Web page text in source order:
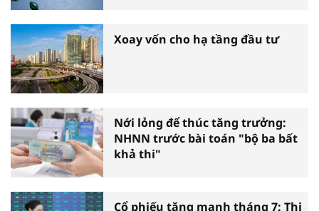
Xoay vốn cho hạ tầng đầu tư
Nới lỏng để thúc tăng trưởng:
NHNN trước bài toán "bộ ba bất
khả thi"
Cổ phiếu tăng mạnh tháng 7: Thị